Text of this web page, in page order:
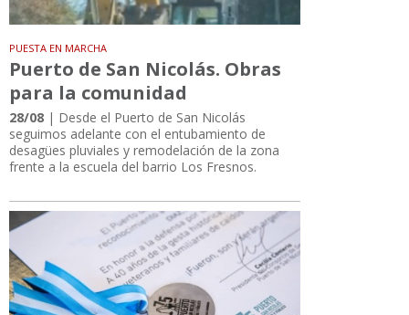
PUESTA EN MARCHA
Puerto de San Nicolás. Obras
para la comunidad
28/08 | Desde el Puerto de San Nicolás
seguimos adelante con el entubamiento de
desagües pluviales y remodelación de la zona
frente a la escuela del barrio Los Fresnos.